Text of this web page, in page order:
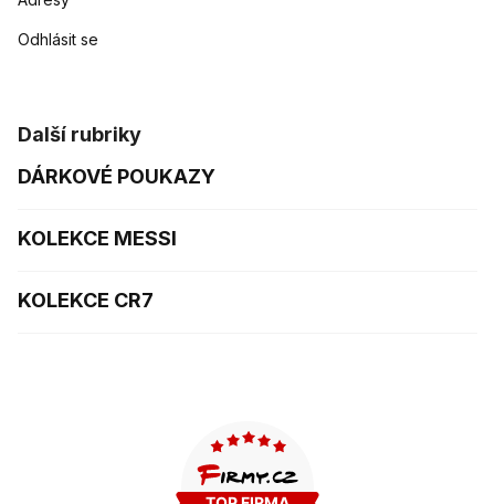
Odhlásit se
Další rubriky
DÁRKOVÉ POUKAZY
KOLEKCE MESSI
KOLEKCE CR7